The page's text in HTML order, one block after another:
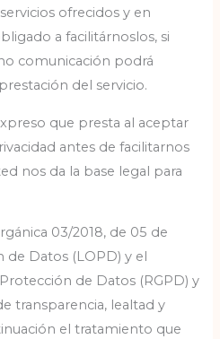
ofrecidos y en
a facilitárnoslos, si
comunicación podrá
del servicio.
que presta al aceptar
antes de facilitarnos
nos da la base legal para
03/2018, de 05 de
Datos (LOPD) y el
de Datos (RGPD) y
transparencia, lealtad y
el tratamiento que